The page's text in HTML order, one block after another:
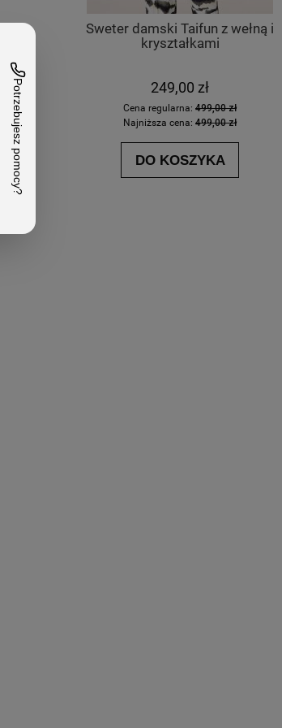
Sweter damski Taifun z wełną i
kryształkami
249,00 zł
Cena regularna: 499,00 zł
Najniższa cena: 499,00 zł
DO KOSZYKA